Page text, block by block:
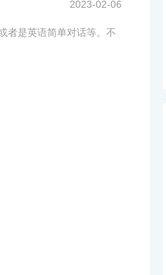
2023-02-06
者是英语简单对话等。不